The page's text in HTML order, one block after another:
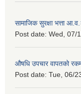
सामाजिक सुरक्षा भत्ता
Post date: Wed, 07/
औषधि उपचार वापतको
Post date: Tue, 06/